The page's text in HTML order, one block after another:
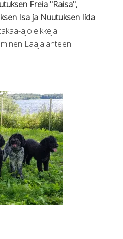
Freia "Raisa",
Isa ja Nuutuksen Iida.
ajoleikkejä
Laajalahteen.